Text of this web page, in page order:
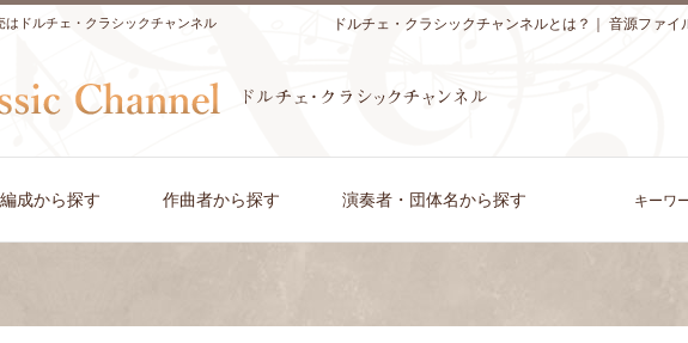
ドルチェ・クラシックチャンネル 音源ファイ
ドルチェ・クラシックチャンネルとは？
成から探す 作曲者から探す 演奏者・団体名から探す キーワ